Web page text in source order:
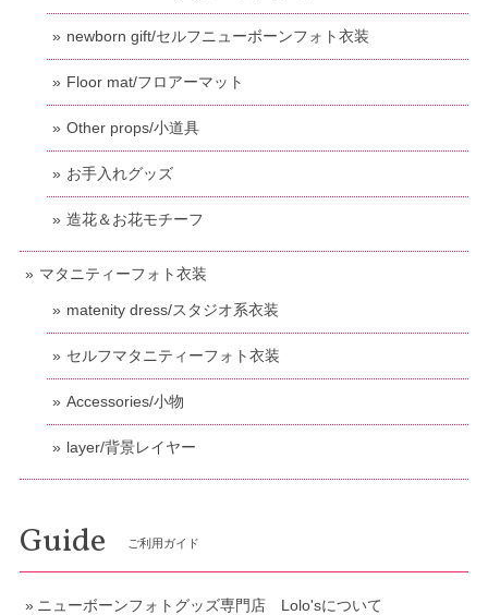
newborn gift/セルフニューボーンフォト衣装
Floor mat/フロアーマット
Other props/小道具
お手入れグッズ
造花＆お花モチーフ
マタニティーフォト衣装
matenity dress/スタジオ系衣装
セルフマタニティーフォト衣装
Accessories/小物
layer/背景レイヤー
Guide ご利用ガイド
ニューボーンフォトグッズ専門店 Lolo'sについて